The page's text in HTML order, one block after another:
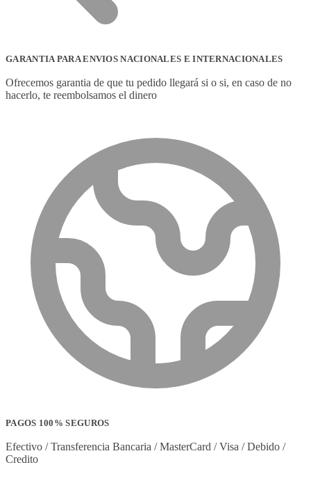
GARANTIA PARA ENVIOS NACIONALES E INTERNACIONALES
Ofrecemos garantia de que tu pedido llegará si o si, en caso de no
hacerlo, te reembolsamos el dinero
PAGOS 100% SEGUROS
Efectivo / Transferencia Bancaria / MasterCard / Visa / Debido /
Credito